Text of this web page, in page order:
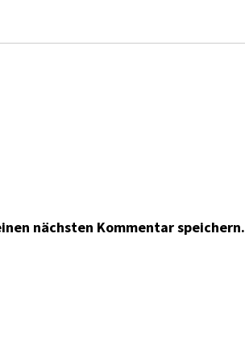
nächsten Kommentar speichern.